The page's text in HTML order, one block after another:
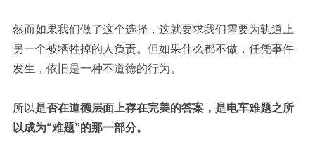
然而如果我们做了这个选择，这就要求我们需要为轨道上
另一个被牺牲掉的人负责。 但如果什么都不做，任凭事件
发生，依旧是一种不道德的行为。
所以是否在道德层面上存在完美的答案，是电车难题之所
以成为“难题”的那一部分。